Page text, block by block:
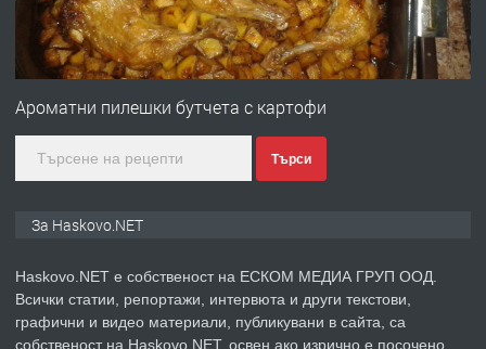
преди 2 дни
ПРЕДЛАГА
Продавам парцел в гр. Хасково кв.
асфалт 0889 537 426
преди 2 дни
Ароматни пилешки бутчета с картофи
Търси
За Haskovo.NET
Haskovo.NET е собственост на ЕСКОМ МЕДИА ГРУП ООД.
Всички статии, репортажи, интервюта и други текстови,
графични и видео материали, публикувани в сайта, са
собственост на Haskovo.NET, освен ако изрично е посочено